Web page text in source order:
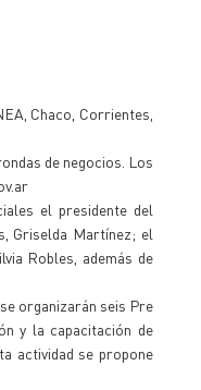
Chaco, Corrientes,
de negocios. Los
el presidente del
Griselda Martínez; el
Robles, además de
organizarán seis Pre
y la capacitación de
actividad se propone